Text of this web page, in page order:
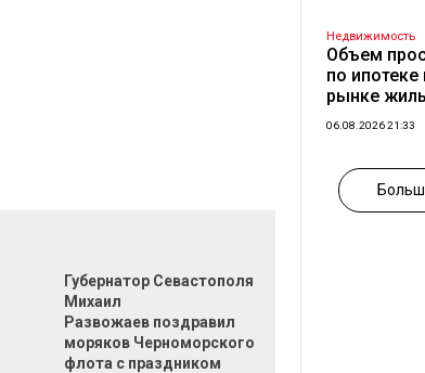
Губернатор Севастополя
Михаил
Развожаев поздравил
моряков Черноморского
флота с праздником
Недвижимость
Объем
по
рынке
06.08.2026 21:33